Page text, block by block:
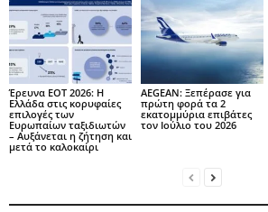
Έρευνα ΕΟΤ 2026: Η
Ελλάδα στις κορυφαίες
επιλογές των
Ευρωπαίων ταξιδιωτών
– Αυξάνεται η ζήτηση και
μετά το καλοκαίρι
AEGEAN: Ξεπέρασε για
πρώτη φορά τα 2
εκατομμύρια επιβάτες
τον Ιούλιο του 2026